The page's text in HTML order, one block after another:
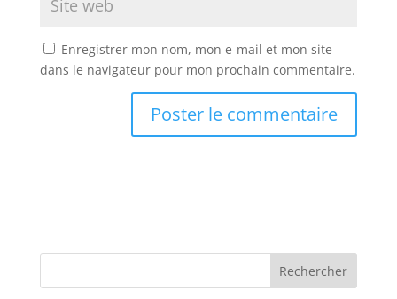
Enregistrer mon nom, mon e-mail et mon site
dans le navigateur pour mon prochain commentaire.
Rechercher